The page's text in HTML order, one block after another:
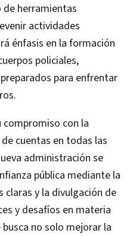
de herramientas
actividades
énfasis en la formación
policiales,
para enfrentar
compromiso con la
cuentas en todas las
administración se
pública mediante la
y la divulgación de
y desafíos en materia
no solo mejorar la